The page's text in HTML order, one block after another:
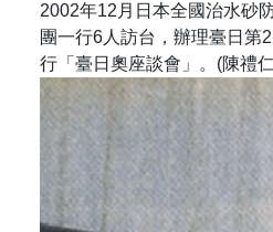
2002年12月日本全國治水砂
團一行6人訪台，辦理臺日第
行「臺日奧座談會」。(陳禮